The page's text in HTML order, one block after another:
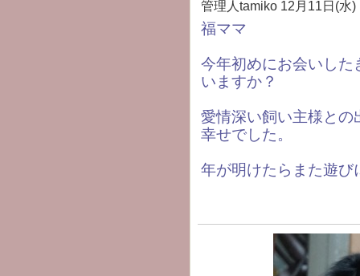
管理人tamiko 12月11日(水)
福ママ
今年初めにお会いした
いますか？
愛情深い飼い主様との
幸せでした。
年が明けたらまた遊び